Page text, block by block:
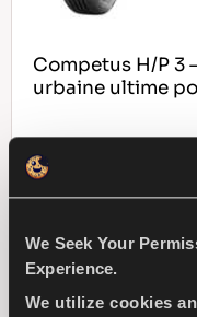
We Seek Your
Experience.
We utilize cookies
Competus H/P 3
urbaine ultime
MANUTENTION